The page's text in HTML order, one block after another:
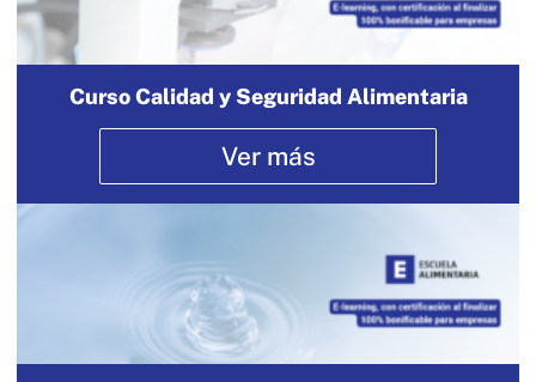
Curso Calidad y Seguridad Alimentaria
Ver más